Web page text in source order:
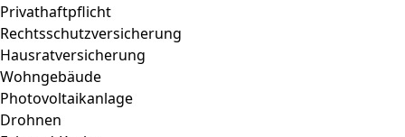
Privathaftpflicht
Rechtsschutzversicherung
Hausratversicherung
Wohngebäude
Photovoltaikanlage
Drohnen